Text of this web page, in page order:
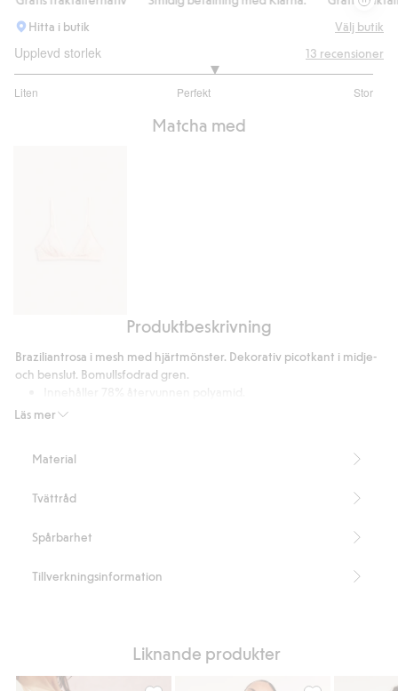
Hitta i butik
Välj butik
Upplevd storlek
Liten Perfekt Stor
utav
13 recensioner
Matcha med
hjärtmönster
Produktbeskrivning
Läs mer
Braziliantrosa i mesh med hjärtmönster. Dekorativ picotkant i midje-
och benslut. Bomullsfodrad gren.
Artikelnummer
Material
Tvättråd
Spårbarhet
Tillverkningsinformation
Liknande produkter